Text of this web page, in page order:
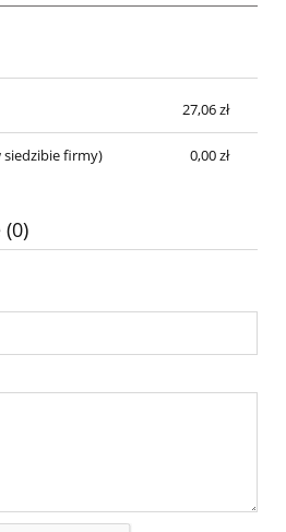
kosztów płatności
27,06 zł
firmy) 0,00 zł